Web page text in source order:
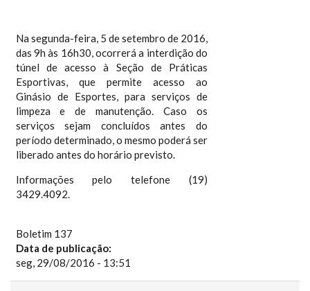
Na segunda-feira, 5 de setembro de 2016,
das 9h às 16h30, ocorrerá a interdição do
túnel de acesso à Seção de Práticas
Esportivas, que permite acesso ao
Ginásio de Esportes, para serviços de
limpeza e de manutenção. Caso os
serviços sejam concluídos antes do
período determinado, o mesmo poderá ser
liberado antes do horário previsto.
Informações pelo telefone (19)
3429.4092.
Boletim 137
Data de publicação:
seg, 29/08/2016 - 13:51